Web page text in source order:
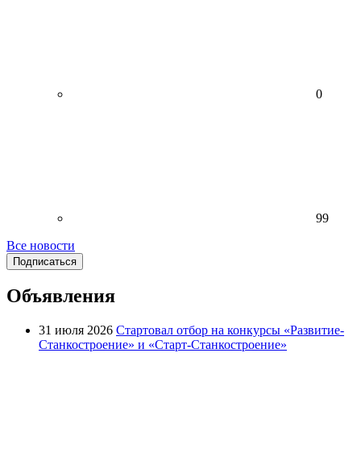
0
99
Все новости
Подписаться
Объявления
31 июля 2026 Стартовал отбор на конкурсы «Развитие-
Станкостроение» и «Старт-Станкостроение»